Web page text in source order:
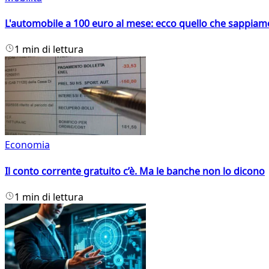
L'automobile a 100 euro al mese: ecco quello che
1 min di lettura
Economia
Il conto corrente gratuito c’è. Ma le banche non lo dicono
1 min di lettura